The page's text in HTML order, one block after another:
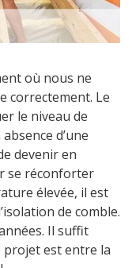
où nous ne
correctement. Le
le niveau de
d’une
devenir en
se réconforter
élevée, il est
de comble.
Il suffit
est entre la